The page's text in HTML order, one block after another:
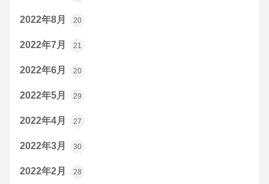
2022年8月 20
2022年7月 21
2022年6月 20
2022年5月 29
2022年4月 27
2022年3月 30
2022年2月 28